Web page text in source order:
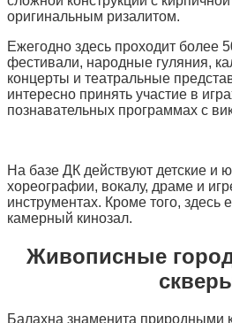
оригинальным ризалитом.
Ежегодно здесь проходит более
фестивали, народные гуляния,
концерты и театральные
интересно принять участие в
познавательных программах с
На базе ДК действуют детские и
хореографии, вокалу, драме и
инструментах. Кроме того, здесь
камерный кинозал.
Живописные
Балахна знаменита природными